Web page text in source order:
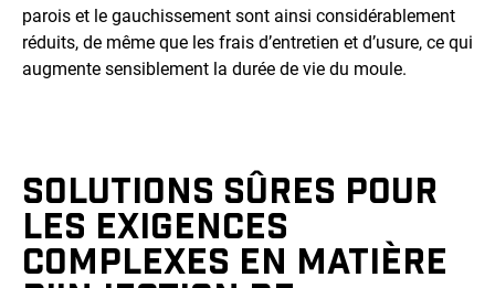
parois et le gauchissement sont ainsi considérablement
réduits, de même que les frais d’entretien et d’usure, ce qui
augmente sensiblement la durée de vie du moule.
SOLUTIONS SÛRES POUR
LES EXIGENCES
COMPLEXES EN MATIÈRE